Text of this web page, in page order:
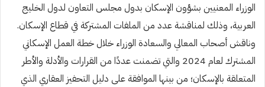
الوزراء المعنيين بشؤون الإسكان بدول مجلس التعاون لدول الخليج
العربية، وذلك لمناقشة عدد من الملفات المشتركة في قطاع الإسكان.
وناقش أصحاب المعالي والسعادة الوزراء خلال خطة العمل الإسكاني
المشترك لعام 2024 والتي تضمنت عددًا من القرارات والأدلة والأطر
المتعلقة بالإسكان؛ من بينها الموافقة على دليل التحفيز العقاري الذي